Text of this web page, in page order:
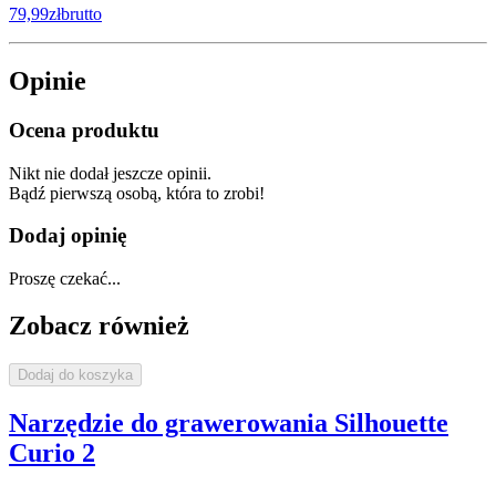
79,99złbrutto
Opinie
Ocena produktu
Nikt nie dodał jeszcze opinii.
Bądź pierwszą osobą, która to zrobi!
Dodaj opinię
Proszę czekać...
Zobacz również
Dodaj do koszyka
Narzędzie do grawerowania Silhouette
Curio 2